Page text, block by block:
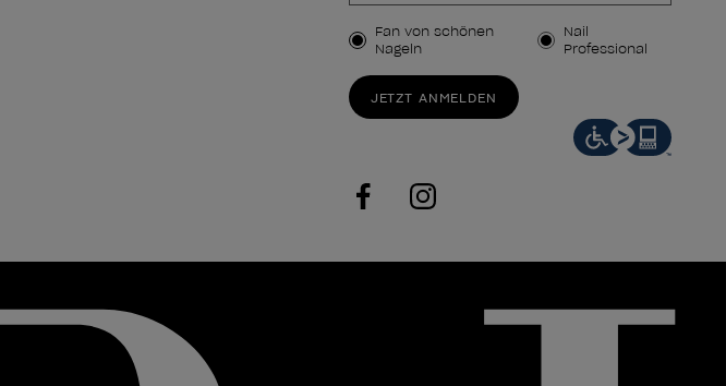
Kundenart
Fan von schönen
Nägeln
Nail
Professional
JETZT ANMELDEN